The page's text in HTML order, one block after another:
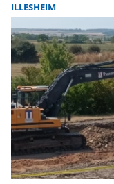
ILLESHEIM